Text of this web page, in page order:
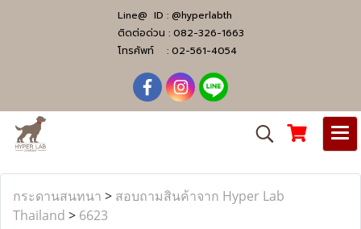
Line@ ID : @hyperlabth
ติดต่อด่วน : 082-326-1663
โทรศัพท์ : 02-561-4054
กระดานสนทนา > สอบถามสินค้าจาก Hyper Lab
Thailand > 6623